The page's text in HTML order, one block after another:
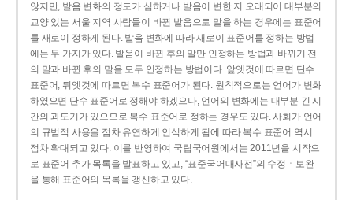
않지만, 발음 변화의 정도가 심하거나 발음이 변한 지 오래되어 대부분의
교양 있는 서울 지역 사람들이 바뀐 발음으로 말을 하는 경우에는 표준어
를 새로이 정하게 된다. 발음 변화에 따라 새로이 표준어를 정하는 방법
에는 두 가지가 있다. 발음이 바뀐 후의 말만 인정하는 방법과 바뀌기 전
의 말과 바뀐 후의 말을 모두 인정하는 방법이다. 앞엣것에 따르면 단수
표준어, 뒤엣것에 따르면 복수 표준어가 된다. 원칙적으로는 언어가 변화
하였으면 단수 표준어로 정해야 하겠으나, 언어의 변화에는 대부분 긴 시
간의 과도기가 있으므로 복수 표준어로 정하는 경우도 있다. 사회가 언어
의 규범적 사용을 점차 유연하게 인식하게 됨에 따라 복수 표준어 역시
점차 확대되고 있다. 이를 반영하여 국립국어원에서는 2011년을 시작으
로 표준어 추가 목록을 발표하고 있고, “표준국어대사전”의 수정ㆍ보완
을 통해 표준어의 목록을 갱신하고 있다.